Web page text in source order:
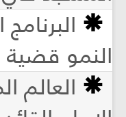
النمو
العالم